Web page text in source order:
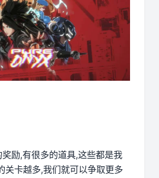
励,有很多的道具,这些都是我
关卡越多,我们就可以争取更多